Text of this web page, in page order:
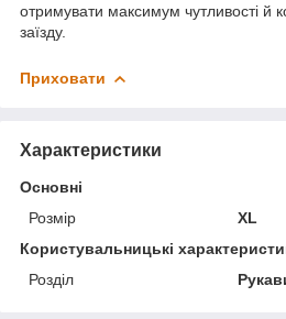
отримувати максимум чутливості й
заїзду.
Приховати
Характеристики
Основні
Розмір
XL
Користувальницькі
Розділ